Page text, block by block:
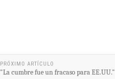
PRÓXIMO ARTÍCULO
"La cumbre fue un fracaso para EE.UU."